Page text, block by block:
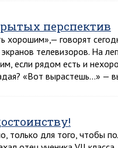
перспектив
хорошим»,— говорят
телевизоров. На
если рядом есть и
«Вот вырастешь…»
только для того, чтобы